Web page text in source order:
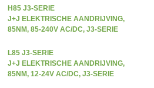
H85 J3-SERIE
J+J ELEKTRISCHE AANDRIJVING,
85NM, 85-240V AC/DC, J3-SERIE
L85 J3-SERIE
J+J ELEKTRISCHE AANDRIJVING,
85NM, 12-24V AC/DC, J3-SERIE